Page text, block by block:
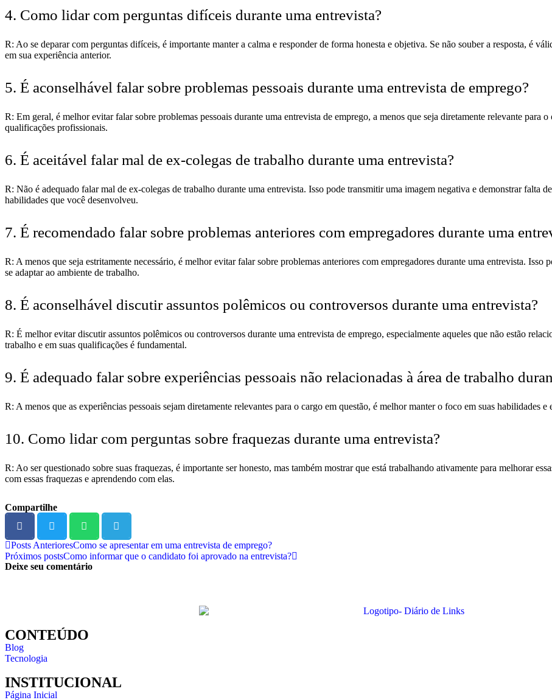
4. Como lidar com perguntas difíceis durante uma entrevista?
R: Ao se deparar com perguntas difíceis, é importante manter a calma e responder de forma honesta e objetiva. Se não souber a resposta, é
em sua experiência anterior.
5. É aconselhável falar sobre problemas pessoais durante uma entrevista de emprego?
R: Em geral, é melhor evitar falar sobre problemas pessoais durante uma entrevista de emprego, a menos que seja diretamente relevante para
qualificações profissionais.
6. É aceitável falar mal de ex-colegas de trabalho durante uma entrevista?
R: Não é adequado falar mal de ex-colegas de trabalho durante uma entrevista. Isso pode transmitir uma imagem negativa e demonstrar falta
habilidades que você desenvolveu.
7. É recomendado falar sobre problemas anteriores com empregadores durante uma
R: A menos que seja estritamente necessário, é melhor evitar falar sobre problemas anteriores com empregadores durante uma entrevista. Isso
se adaptar ao ambiente de trabalho.
8. É aconselhável discutir assuntos polêmicos ou controversos durante uma entrevista?
R: É melhor evitar discutir assuntos polêmicos ou controversos durante uma entrevista de emprego, especialmente aqueles que não estão
trabalho e em suas qualificações é fundamental.
9. É adequado falar sobre experiências pessoais não relacionadas à área de trabalho
R: A menos que as experiências pessoais sejam diretamente relevantes para o cargo em questão, é melhor manter o foco em suas
10. Como lidar com perguntas sobre fraquezas durante uma entrevista?
R: Ao ser questionado sobre suas fraquezas, é importante ser honesto, mas também mostrar que está trabalhando ativamente para melhorar
com essas fraquezas e aprendendo com elas.
Compartilhe
Posts AnterioresComo se apresentar em uma entrevista de emprego?
Próximos postsComo informar que o candidato foi aprovado na entrevista?
Deixe seu comentário
CONTEÚDO
Blog
Tecnologia
INSTITUCIONAL
Página Inicial